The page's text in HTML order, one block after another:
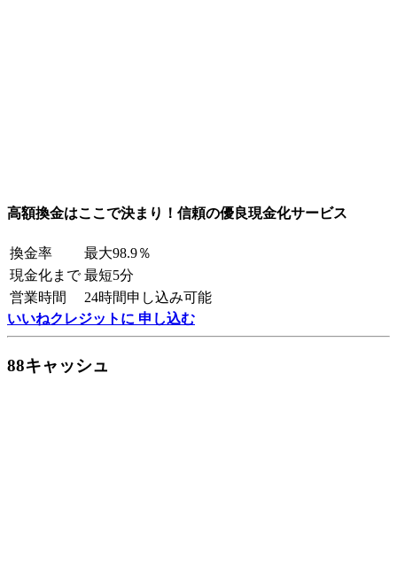
高額換金はここで決まり！信頼の優良現金化サービス
換金率
最大98.9％
現金化まで 最短5分
営業時間
24時間申し込み可能
いいねクレジットに 申し込む
88キャッシュ